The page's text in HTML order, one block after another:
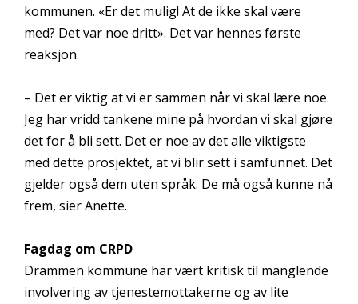
kommunen. «Er det mulig! At de ikke skal være
med? Det var noe dritt». Det var hennes første
reaksjon.
– Det er viktig at vi er sammen når vi skal lære noe.
Jeg har vridd tankene mine på hvordan vi skal gjøre
det for å bli sett. Det er noe av det alle viktigste
med dette prosjektet, at vi blir sett i samfunnet. Det
gjelder også dem uten språk. De må også kunne nå
frem, sier Anette.
Fagdag om CRPD
Drammen kommune har vært kritisk til manglende
involvering av tjenestemottakerne og av lite